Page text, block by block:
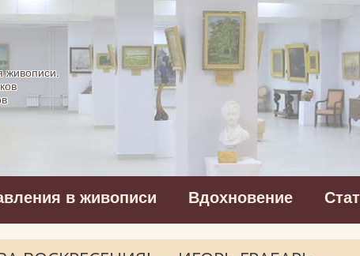
галерея
живописи.
в живописи Вдохновение